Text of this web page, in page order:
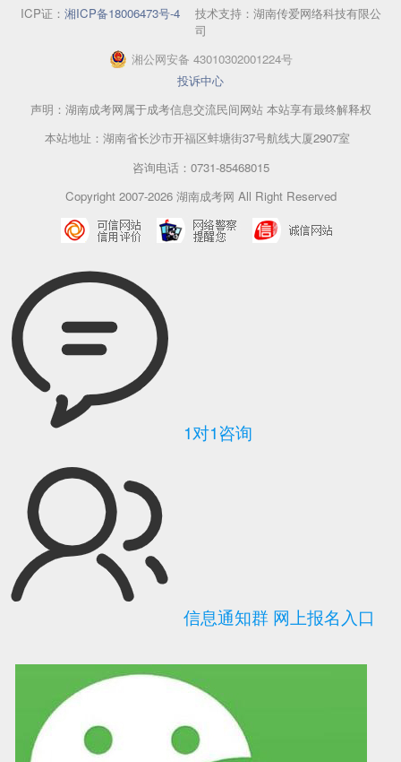
ICP证： 湘ICP备18006473号-4
技术支持：湖南传爱网络科技有限公
司
湘公网安备 43010302001224号
投诉中心
声明：湖南成考网属于成考信息交流民间网站 本站享有最终解释权
本站地址：湖南省长沙市开福区蚌塘街37号航线大厦2907室
咨询电话：0731-85468015
Copyright 2007-2026 湖南成考网 All Right Reserved
可信网站信用评 网络警察提醒你 诚信网站
1对1咨询
信息通知群 网上报名入口